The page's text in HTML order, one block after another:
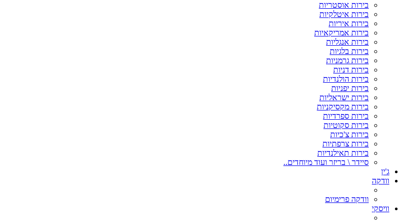
בירות אוסטריות
בירות איטלקיות
בירות איריות
בירות אמריקאיות
בירות אנגליות
בירות בלגיות
בירות גרמניות
בירות דניות
בירות הולנדיות
בירות יפניות
בירות ישראליות
בירות מקסיקניות
בירות ספרדיות
בירות סקוטיות
בירות צ'כיות
בירות צרפתיות
בירות תאילנדיות
סיידר \ בריזר ועוד מיוחדים..
ג'ין
וודקה
וודקה פרימיום
וויסקי